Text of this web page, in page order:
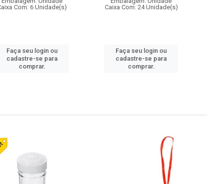
Com: 6 Unidade(s)
Faça seu login ou
cadastre-se para
comprar.
Caixa Com: 24 Unidade(s)
Faça seu login ou
cadastre-se para
comprar.